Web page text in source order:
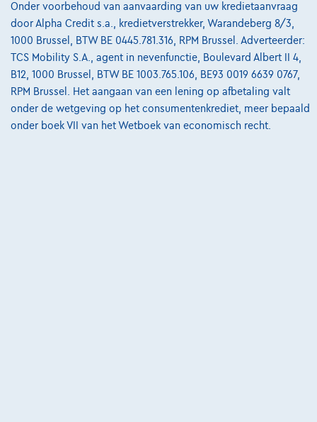
Vergelijk
Bekijk wagen
Onder voorbehoud van aanvaarding van uw kredietaanvraag
door Alpha Credit s.a., kredietverstrekker, Warandeberg 8/3,
1000 Brussel, BTW BE 0445.781.316, RPM Brussel. Adverteerder:
TCS Mobility S.A., agent in nevenfunctie, Boulevard Albert II 4,
B12, 1000 Brussel, BTW BE 1003.765.106, BE93 0019 6639 0767,
RPM Brussel. Het aangaan van een lening op afbetaling valt
onder de wetgeving op het consumentenkrediet, meer bepaald
onder boek VII van het Wetboek van economisch recht.